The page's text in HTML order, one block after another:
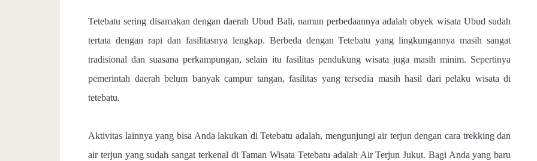
Tetebatu sering disamakan dengan daerah Ubud Bali, namun perbedaannya adalah obyek wisata Ubud sudah
tertata dengan rapi dan fasilitasnya lengkap. Berbeda dengan Tetebatu yang lingkungannya masih sangat
tradisional dan suasana perkampungan, selain itu fasilitas pendukung wisata juga masih minim. Sepertinya
pemerintah daerah belum banyak campur tangan, fasilitas yang tersedia masih hasil dari pelaku wisata di
tetebatu.
Aktivitas lainnya yang bisa Anda lakukan di Tetebatu adalah, mengunjungi air terjun dengan cara trekking dan
air terjun yang sudah sangat terkenal di Taman Wisata Tetebatu adalah Air Terjun Jukut. Bagi Anda yang baru